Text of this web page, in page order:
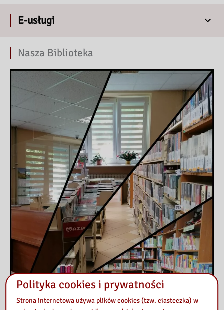
E-usługi
Nasza Biblioteka
Polityka cookies i prywatności
Strona internetowa używa plików cookies (tzw. ciasteczka) w